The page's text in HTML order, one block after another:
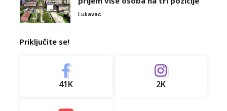
Lukavac
Priključite se!
41K 2K